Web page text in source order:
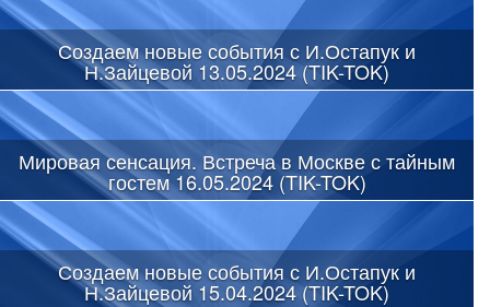
Создаем новые события с И.Остапук и
Н.Зайцевой 13.05.2024 (TIK-TOK)
Мировая сенсация. Встреча в Москве с тайным
гостем 16.05.2024 (TIK-TOK)
Создаем новые события с И.Остапук и
Н.Зайцевой 15.04.2024 (TIK-TOK)